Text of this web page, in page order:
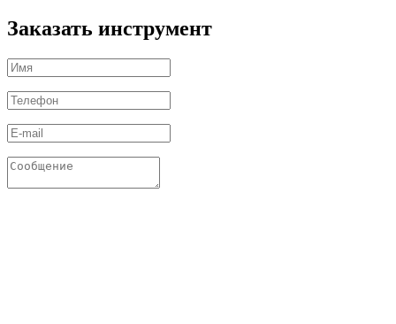
Заказать инструмент